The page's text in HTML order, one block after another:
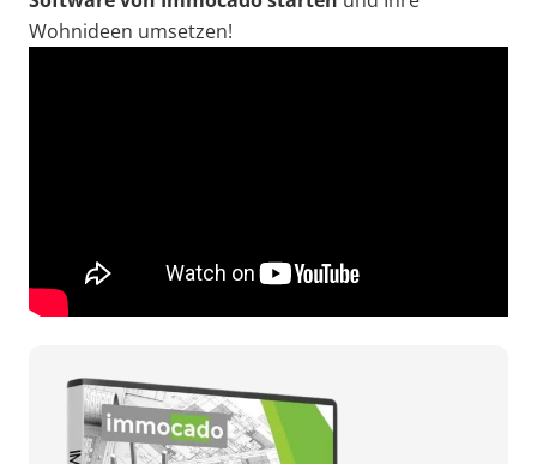
Wohnideen umsetzen!